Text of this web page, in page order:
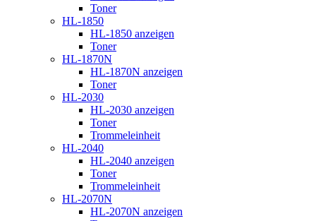
Toner
HL-1850
HL-1850 anzeigen
Toner
HL-1870N
HL-1870N anzeigen
Toner
HL-2030
HL-2030 anzeigen
Toner
Trommeleinheit
HL-2040
HL-2040 anzeigen
Toner
Trommeleinheit
HL-2070N
HL-2070N anzeigen